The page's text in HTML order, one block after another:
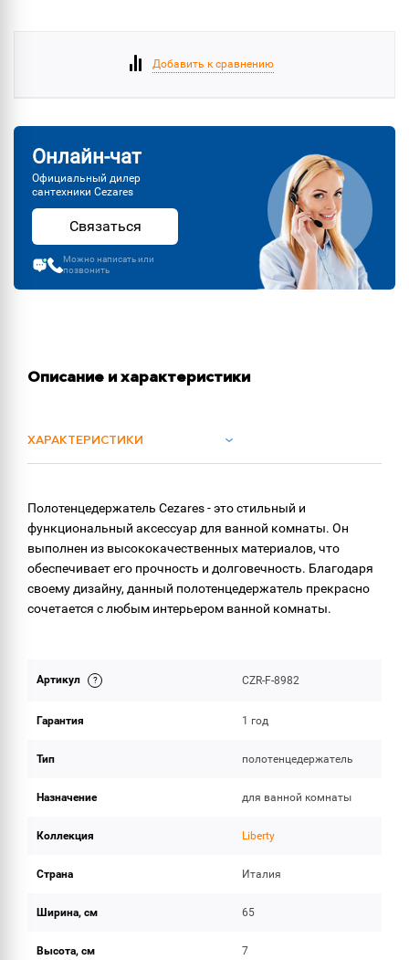
Добавить к сравнению
Онлайн-чат
Официальный дилер
сантехники Cezares
Связаться
Можно написать или
позвонить
Описание и характеристики
ХАРАКТЕРИСТИКИ
Полотенцедержатель Cezares - это стильный и
функциональный аксессуар для ванной комнаты. Он
выполнен из высококачественных материалов, что
обеспечивает его прочность и долговечность. Благодаря
своему дизайну, данный полотенцедержатель прекрасно
сочетается с любым интерьером ванной комнаты.
Артикул CZR-F-8982
Гарантия 1 год
Тип полотенцедержатель
Назначение для ванной комнаты
Коллекция Liberty
Страна Италия
Ширина, см 65
Высота, см 7